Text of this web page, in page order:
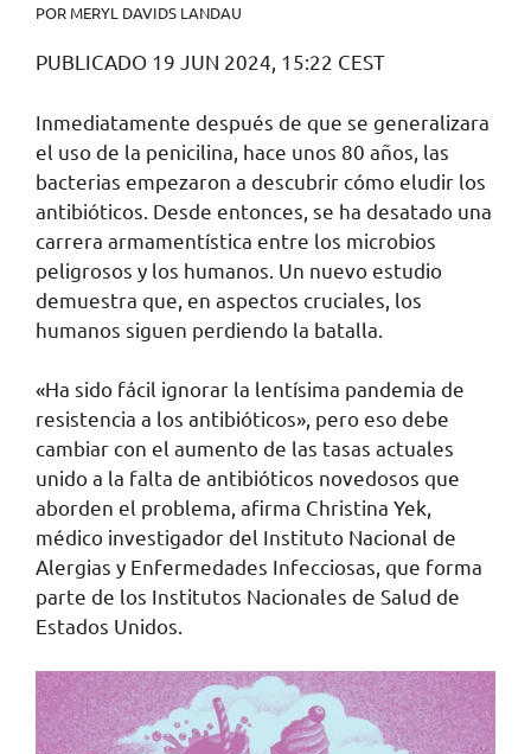
POR MERYL DAVIDS LANDAU
PUBLICADO 19 JUN 2024, 15:22 CEST
Inmediatamente después de que se generalizara
el uso de la penicilina, hace unos 80 años, las
bacterias empezaron a descubrir cómo eludir los
antibióticos. Desde entonces, se ha desatado una
carrera armamentística entre los microbios
peligrosos y los humanos. Un nuevo estudio
demuestra que, en aspectos cruciales, los
humanos siguen perdiendo la batalla.
«Ha sido fácil ignorar la lentísima pandemia de
resistencia a los antibióticos», pero eso debe
cambiar con el aumento de las tasas actuales
unido a la falta de antibióticos novedosos que
aborden el problema, afirma Christina Yek,
médico investigador del Instituto Nacional de
Alergias y Enfermedades Infecciosas, que forma
parte de los Institutos Nacionales de Salud de
Estados Unidos.